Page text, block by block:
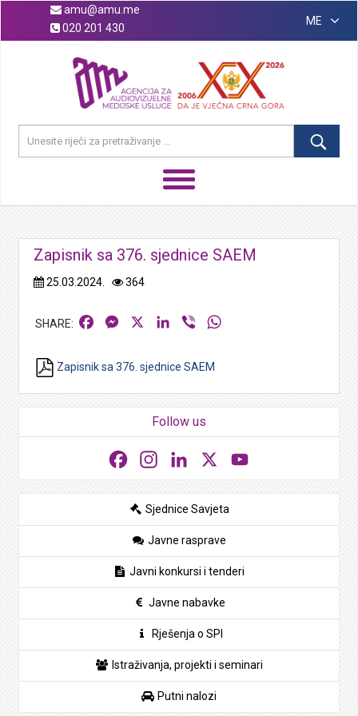
amu@amu.me
020 201 430
ME
Zapisnik sa 376. sjednice SAEM
25.03.2024. 364
FacebookMessengerLinkedIn
Viber
Zapisnik sa 376. sjednice SAEM
Follow us
FacebookInstagramLinkedIn
Sjednice Savjeta
Javne rasprave
Javni konkursi i tenderi
Javne nabavke
Rješenja o SPI
Istraživanja, projekti i seminari
Putni nalozi